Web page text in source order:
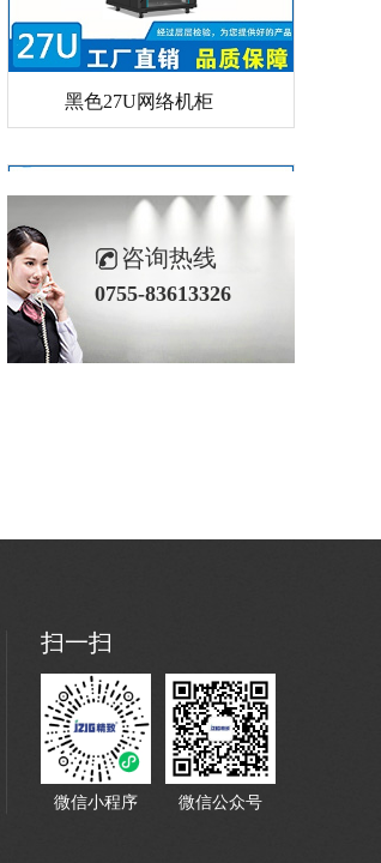
42U服务器机柜
咨询热线
0755-83613326
扫一扫
微信小程序 微信公众号